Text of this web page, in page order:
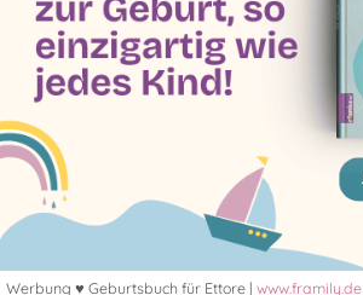
Werbung ♥ Geburtsbuch für Ettore | www.framily.de